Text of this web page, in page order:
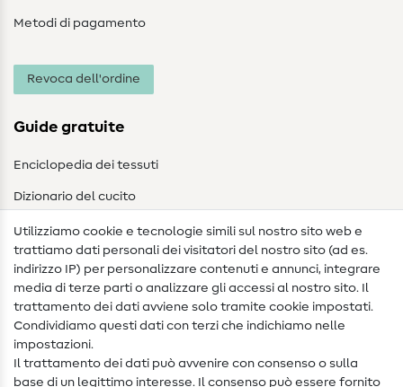
Metodi di pagamento
Revoca dell'ordine
Guide gratuite
Enciclopedia dei tessuti
Dizionario del cucito
Nähanleitungen
Assistenza e contatto
Contatto
Informazioni sul nuovo proprietario
FAQ
Utilizziamo cookie e tecnologie simili sul nostro sito web e
trattiamo dati personali dei visitatori del nostro sito (ad es.
indirizzo IP) per personalizzare contenuti e annunci, integrare
media di terze parti o analizzare gli accessi al nostro sito. Il
trattamento dei dati avviene solo tramite cookie impostati.
Condividiamo questi dati con terzi che indichiamo nelle
impostazioni.
Il trattamento dei dati può avvenire con consenso o sulla
base di un legittimo interesse. Il consenso può essere fornito